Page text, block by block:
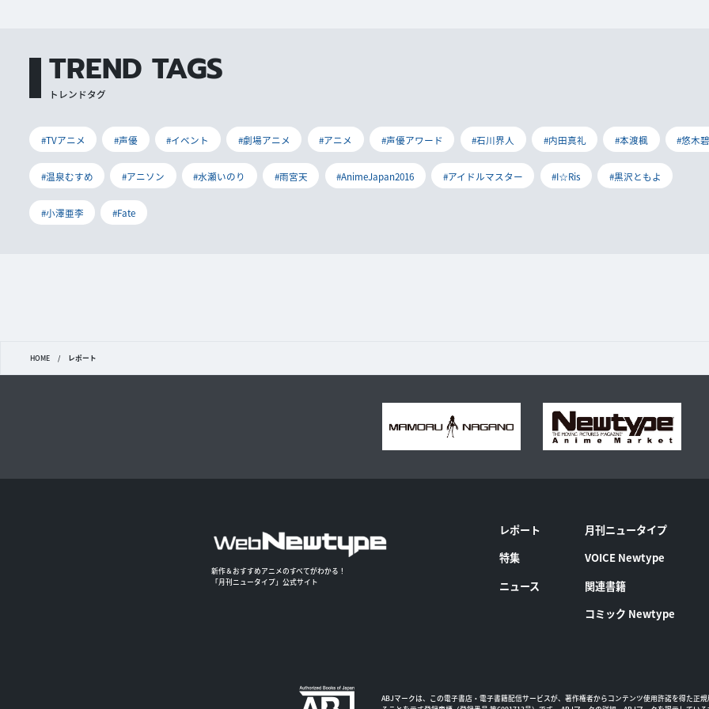
TREND TAGS
トレンドタグ
#TVアニメ #声優 #イベント #劇場アニメ #アニメ #声優アワード #石川界人 #内田真礼 #本渡楓 #悠木
#温泉むすめ #アニソン #水瀬いのり #雨宮天 #AnimeJapan2016 #アイドルマスター #I☆Ris #黒沢ともよ
#小澤亜李 #Fate
HOME / レポート
新作＆おすすめアニメのすべてがわかる！
「月刊ニュータイプ」公式サイト
レポート
特集
ニュース
月刊ニュータイプ
VOICE Newtype
関連書籍
コミック Newtype
ABJマークは、この電子書店・電子書籍配信サービスが、著作権者からコンテンツ使用許諾を得た正